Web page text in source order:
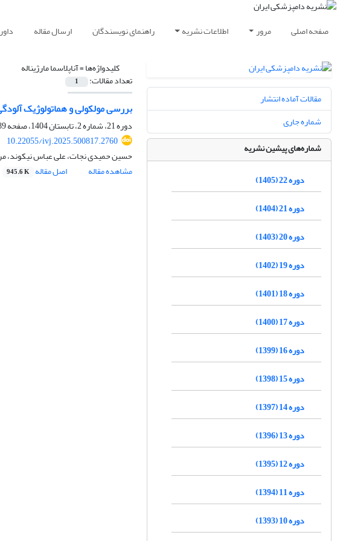
صفحه اصلی مرور اطلاعات نشریه راهنمای نویسندگان ارسال مقاله
کلیدواژه‌ها =آناپلاسما مارژیناله
تعداد مقالات: 1
بررسی مولکولی و هماتولوژیک
دوره 21، شماره 2، تابستان 1404، صفحه
10.22055/ivj.2025.500817.2760
حسین حمیدی نجات، علی عباس نیکوند،
مشاهده مقاله
اصل مقاله 945.6 K
مقالات آماده انتشار
شماره جاری
شماره‌های پیشین نشریه
دوره 22 (1405)
دوره 21 (1404)
دوره 20 (1403)
دوره 19 (1402)
دوره 18 (1401)
دوره 17 (1400)
دوره 16 (1399)
دوره 15 (1398)
دوره 14 (1397)
دوره 13 (1396)
دوره 12 (1395)
دوره 11 (1394)
دوره 10 (1393)